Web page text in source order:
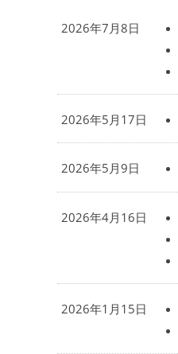
2026年7月8日
2026年5月17日
2026年5月9日
2026年4月16日
2026年1月15日